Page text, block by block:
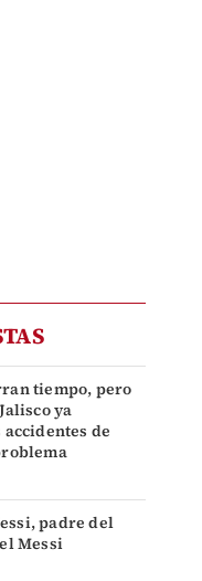
tiempo, pero
ya
de
padre del
Messi